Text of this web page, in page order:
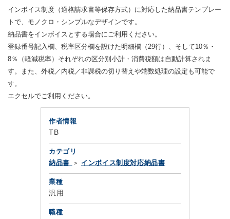
インボイス制度（適格請求書等保存方式）に対応した納品書テンプレー
トで、モノクロ・シンプルなデザインです。
納品書をインボイスとする場合にご利用ください。
登録番号記入欄、税率区分欄を設けた明細欄（29行）、そして10％・
8％（軽減税率）それぞれの区分別小計・消費税額は自動計算されま
す。また、外税／内税／非課税の切り替えや端数処理の設定も可能で
す。
エクセルでご利用ください。
作者情報
TB
カテゴリ
納品書
インボイス制度対応納品書
業種
汎用
職種